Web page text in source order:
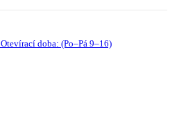
Otevírací doba: (Po–Pá 9–16)